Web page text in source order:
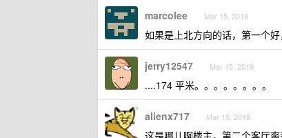
marcolee Mar 15, 2018
如果是上北方向的话，第一个
jerry12547 Mar 15, 2018
....174 平米。。。。。。。。
alienx717 Mar 15, 2018
这是哪儿啊楼主，第二个客厅爽